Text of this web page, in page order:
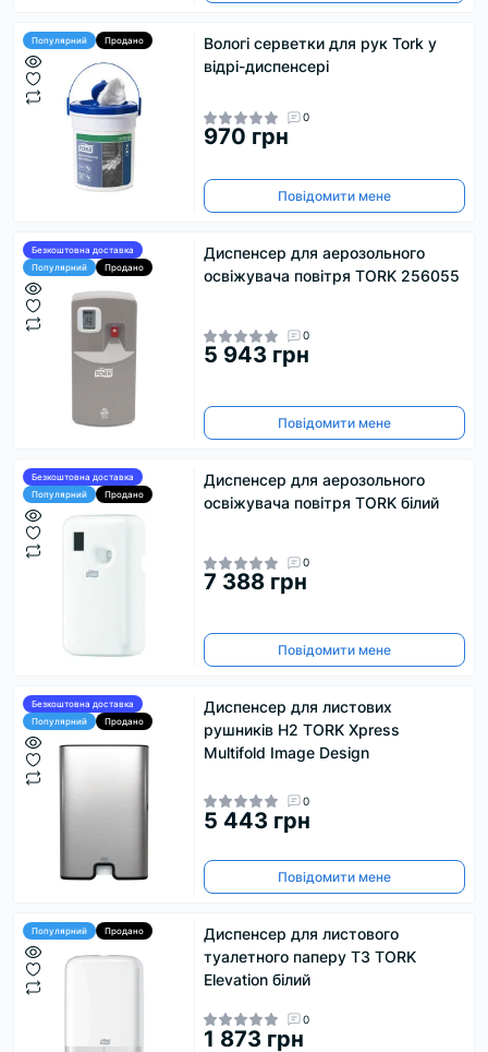
Популярний Продано
Вологі серветки для рук Tork у
відрі-диспенсері
0
970 грн
Повідомити мене
Безкоштовна доставка
Популярний
Продано
Диспенсер для аерозольного
освіжувача повітря TORK 256055
0
5 943 грн
Повідомити мене
Безкоштовна доставка
Популярний
Продано
Диспенсер для аерозольного
освіжувача повітря TORK білий
0
7 388 грн
Повідомити мене
Безкоштовна доставка
Популярний
Продано
Диспенсер для листових
рушників H2 TORK Xpress
Multifold Image Design
0
5 443 грн
Повідомити мене
Популярний Продано
Диспенсер для листового
туалетного паперу T3 TORK
Elevation білий
0
1 873 грн